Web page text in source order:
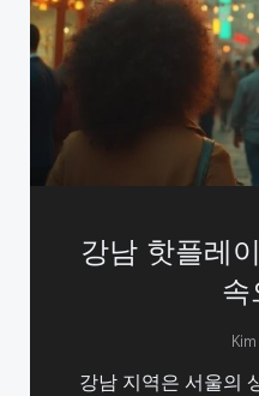
강남 핫플레
속
Kim
강남 지역은 서울의